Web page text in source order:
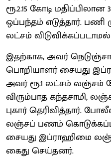
ரூ.2.15 கோடி
ஒப்​பந்​தம் எடுத்​தார். பணி
லட்​சம் விடுவிக்​கப்​ப​டா​மல்
இதற்​காக, அவர்
பொறி​யாளர் சையது
அவர் ரூ.1 லட்​சம் லஞ்​சம்
விரும்​பாத கந்​த​சாமி,
புகார் தெரி​வித்​தார்.
லஞ்சப் பணம்
சையது இப்​ராஹிமை
கைது செய்​தனர்​.